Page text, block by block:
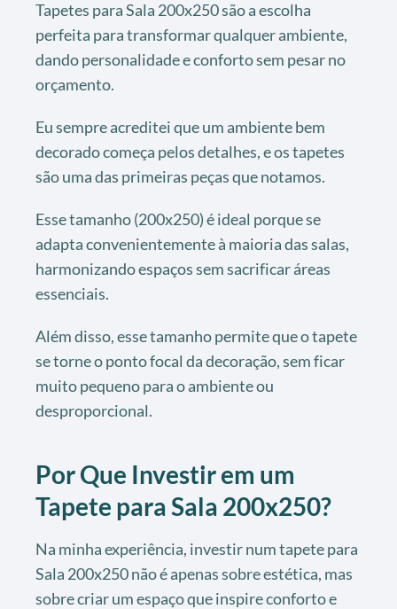
Tapetes para Sala 200x250 são a escolha
perfeita para transformar qualquer ambiente,
dando personalidade e conforto sem pesar no
orçamento.
Eu sempre acreditei que um ambiente bem
decorado começa pelos detalhes, e os tapetes
são uma das primeiras peças que notamos.
Esse tamanho (200x250) é ideal porque se
adapta convenientemente à maioria das salas,
harmonizando espaços sem sacrificar áreas
essenciais.
Além disso, esse tamanho permite que o tapete
se torne o ponto focal da decoração, sem ficar
muito pequeno para o ambiente ou
desproporcional.
Por Que Investir em um
Tapete para Sala 200x250?
Na minha experiência, investir num tapete para
Sala 200x250 não é apenas sobre estética, mas
sobre criar um espaço que inspire conforto e